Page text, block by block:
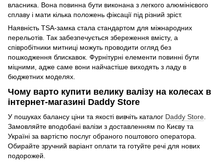
власника. Вона повинна бути виконана з легкого алюмінієвого
сплаву і мати кілька положень фіксації під різний зріст.
Наявність TSA-замка стала стандартом для міжнародних
перельотів. Так забезпечується збереження вмісту, а
співробітники митниці можуть проводити огляд без
пошкодження блискавок. Фурнітурні елементи повинні бути
міцними, адже саме вони найчастіше виходять з ладу в
бюджетних моделях.
Чому варто купити велику валізу на колесах в
інтернет-магазині Daddy Store
У пошуках балансу ціни та якості вивчіть каталог Daddy Store
Замовляйте вподобані валізи з доставленням по Києву та
Україні за вартістю послуг обраного поштового оператора.
Обирайте зручний варіант оплати та готуйте речі для нових
подорожей.